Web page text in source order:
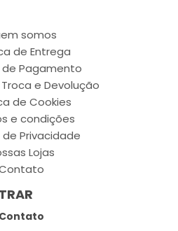
somos
de Entrega
de Pagamento
e Devolução
de Cookies
e condições
Privacidade
Lojas
Contato